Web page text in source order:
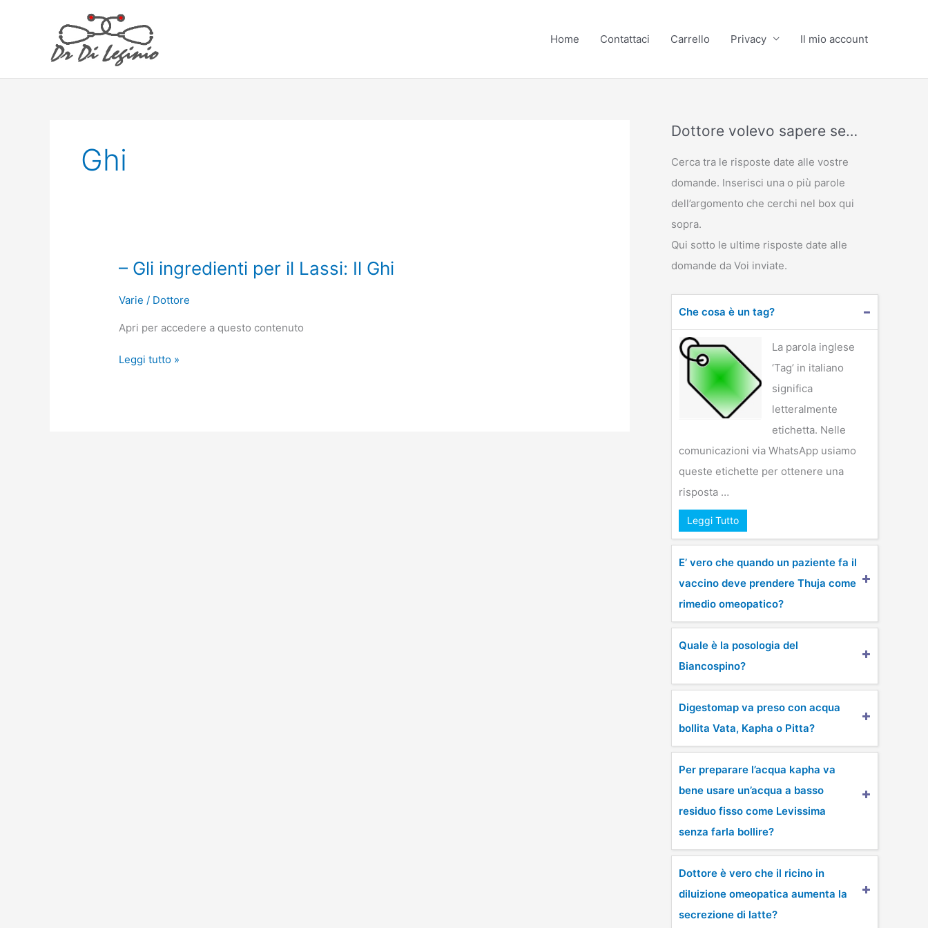
Home Contattaci Carrello Privacy Il mio account
Ghi
– Gli ingredienti per il Lassi: Il Ghi
Varie / Dottore
Apri per accedere a questo contenuto
–
ingredienti
il
Il
Leggi tutto »
Dottore volevo sapere se…
Cerca tra le risposte date alle vostre
domande. Inserisci una o più parole
dell’argomento che cerchi nel box qui
sopra.
Qui sotto le ultime risposte date alle
domande da Voi inviate.
Che cosa è un tag?
La parola inglese
‘Tag’ in italiano
significa
letteralmente
etichetta. Nelle
comunicazioni via WhatsApp usiamo
queste etichette per ottenere una
risposta …
Leggi Tutto
E’ vero che quando un paziente fa il
vaccino deve prendere Thuja come
rimedio omeopatico?
Quale è la posologia del
Biancospino?
Digestomap va preso con acqua
bollita Vata, Kapha o Pitta?
Per preparare l’acqua kapha va
bene usare un’acqua a basso
residuo fisso come Levissima
senza farla bollire?
Dottore è vero che il ricino in
diluizione omeopatica aumenta la
secrezione di latte?